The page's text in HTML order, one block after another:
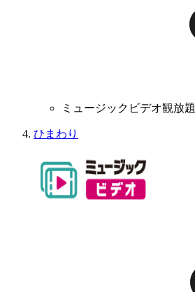
ミュージックビデオ観放題
ひまわり